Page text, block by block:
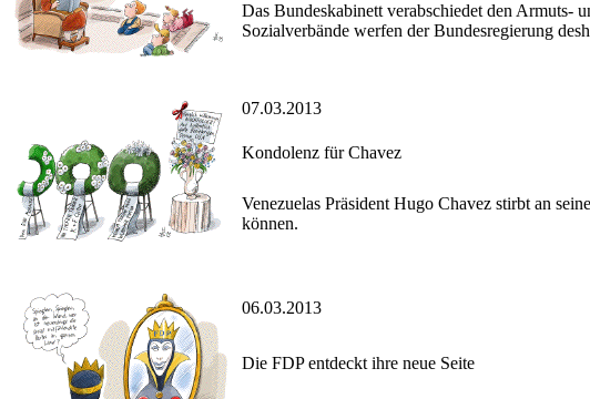
Das Bundeskabinett verabschiedet den Armuts-
Sozialverbände werfen der Bundesregierung
07.03.2013
Kondolenz für Chavez
Venezuelas Präsident Hugo Chavez stirbt an
können.
06.03.2013
Die FDP entdeckt ihre neue Seite